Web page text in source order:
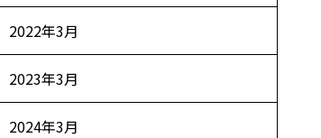
2022年3月
2023年3月
2024年3月